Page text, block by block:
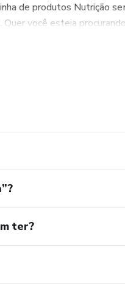
de produtos Nutrição
você esteja procurando
ter?